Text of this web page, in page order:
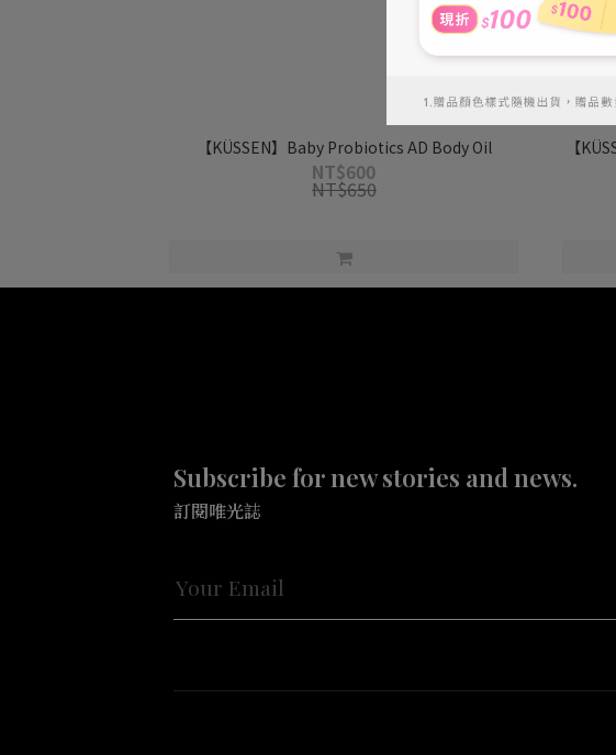
【KÜSSEN】Baby Probiotics AD Body Oil
NT$600
NT$650
【
Subscribe for new stories and news.
訂閱唯光誌